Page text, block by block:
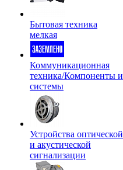
Бытовая техника
мелкая
Коммуникационная
техника/Компоненты и
системы
Устройства оптической
и акустической
сигнализации